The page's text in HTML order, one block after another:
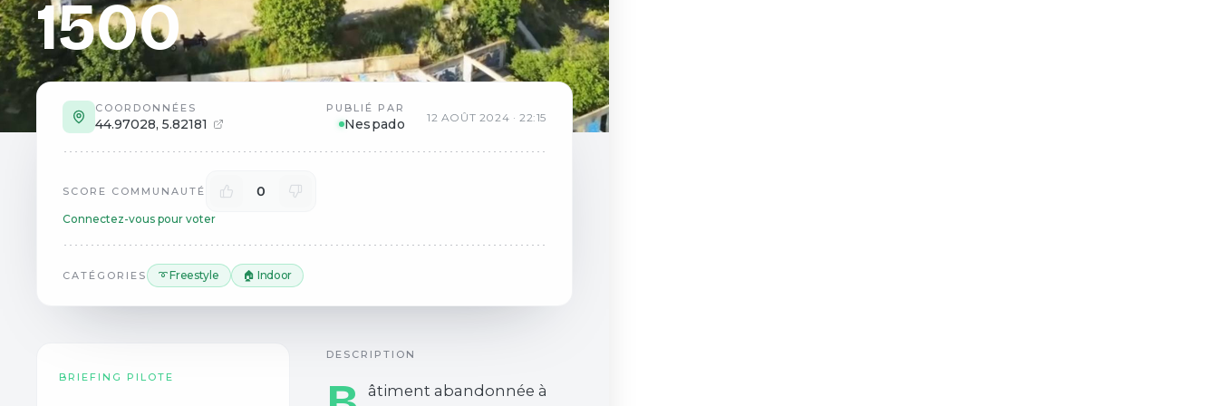
1500
COORDONNÉES
44.97028, 5.82181
PUBLIÉ PAR
Nespado 12 AOÛT 2024 · 22:15
SCORE COMMUNAUTÉ 0
Connectez-vous pour voter
CATÉGORIES ➰ Freestyle 🏠 Indoor
BRIEFING PILOTE
DESCRIPTION
âtiment abandonnée à